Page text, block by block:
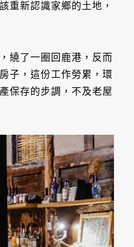
重新認識家鄉的土地，
繞了一圈回鹿港，反而
子，這份工作勞累，環
保存的步調，不及老屋